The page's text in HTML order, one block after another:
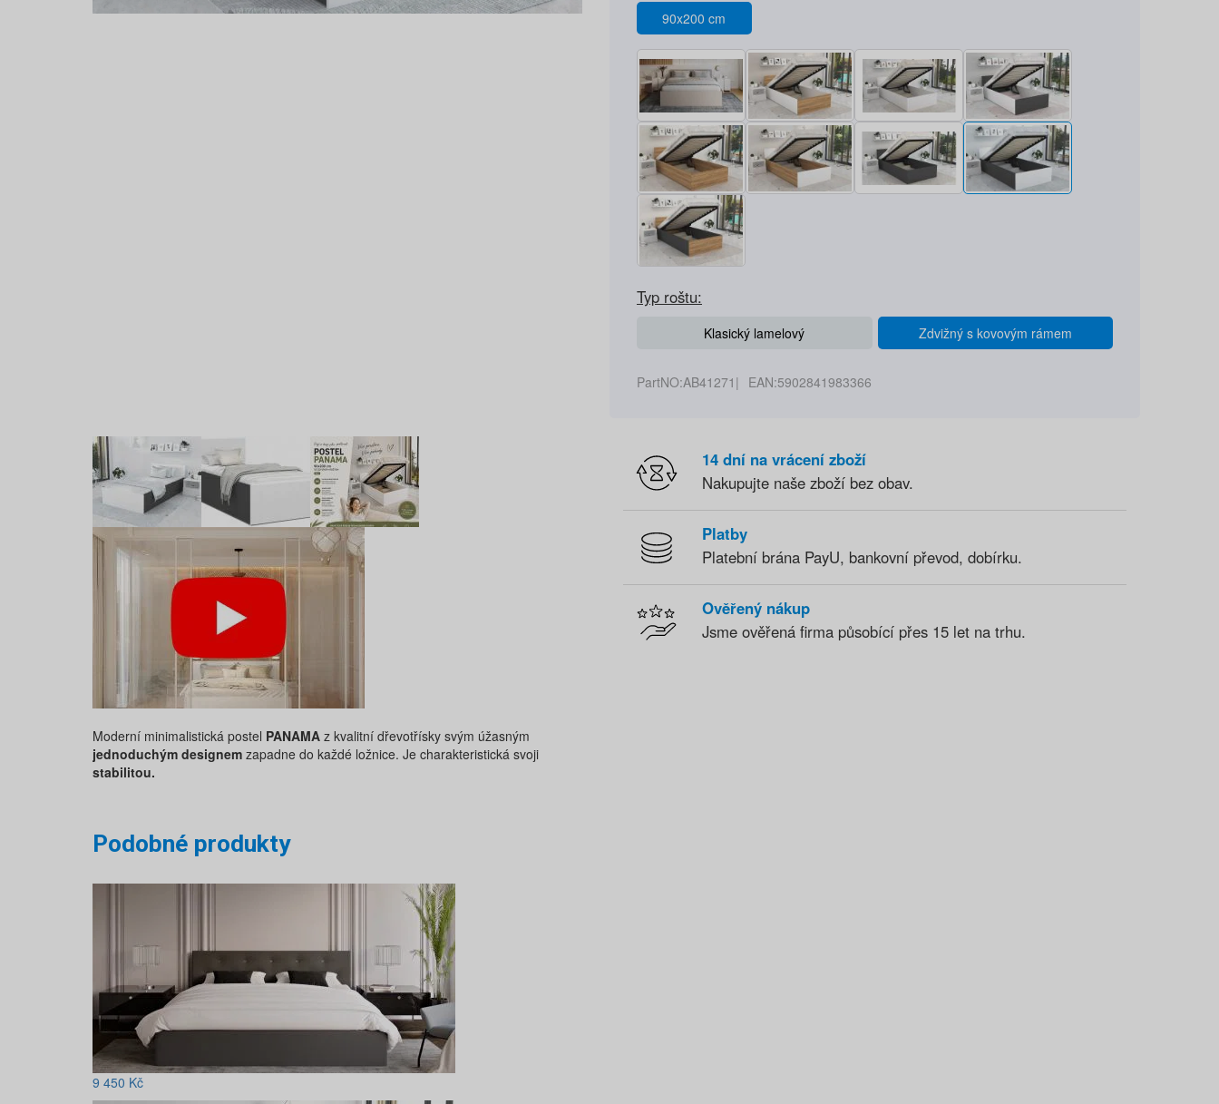
90x200 cm
Typ roštu:
Klasický lamelový Zdvižný s kovovým rámem
PartNO:AB41271 EAN:5902841983366
Moderní minimalistická postel PANAMA z kvalitní dřevotřísky svým úžasným
jednoduchým designem zapadne do každé ložnice. Je charakteristická svoji
stabilitou.
14 dní na vrácení zboží
Nakupujte naše zboží bez obav.
Platby
Platební brána PayU, bankovní převod, dobírku.
Ověřený nákup
Jsme ověřená firma působící přes 15 let na trhu.
Podobné produkty
9 450 Kč